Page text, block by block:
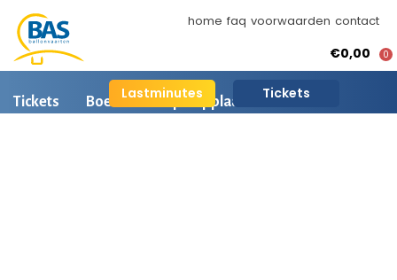
home faq voorwaarden contact
Lastminutes Tickets
€0,00 0
Tickets Boeken Opstapplaatsen